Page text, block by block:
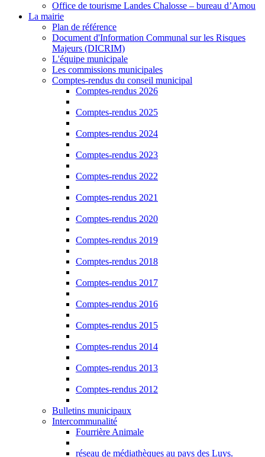
Office de tourisme Landes Chalosse – bureau d’Amou
La mairie
Plan de référence
Document d'Information Communal sur les Risques
Majeurs (DICRIM)
L'équipe municipale
Les commissions municipales
Comptes-rendus du conseil municipal
Comptes-rendus 2026
Comptes-rendus 2025
Comptes-rendus 2024
Comptes-rendus 2023
Comptes-rendus 2022
Comptes-rendus 2021
Comptes-rendus 2020
Comptes-rendus 2019
Comptes-rendus 2018
Comptes-rendus 2017
Comptes-rendus 2016
Comptes-rendus 2015
Comptes-rendus 2014
Comptes-rendus 2013
Comptes-rendus 2012
Bulletins municipaux
Intercommunalité
Fourrière Animale
réseau de médiathèques au pays des Luys.